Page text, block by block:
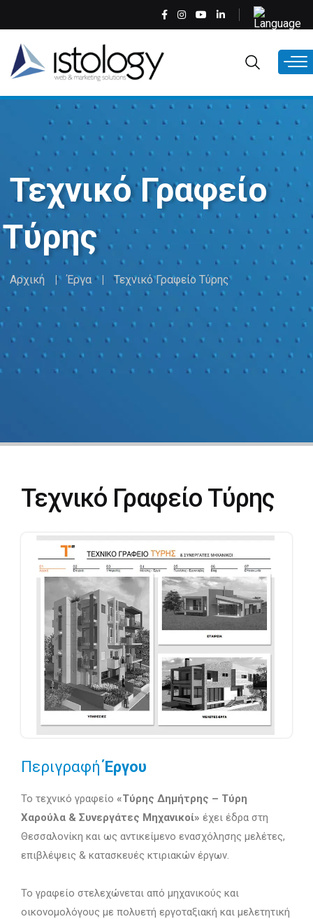
κυρίως
περιεχόμενο
Select
your
Τεχνικό Γραφείο
Τύρης
Αρχική Έργα Τεχνικό Γραφείο Τύρης
Τεχνικό Γραφείο Τύρης
ΠεριγραφήΈργου
Το τεχνικό γραφείο «Τύρης Δημήτρης – Τύρη
Χαρούλα & Συνεργάτες Μηχανικοί» έχει έδρα στη
Θεσσαλονίκη και ως αντικείμενο ενασχόλησης μελέτες,
επιβλέψεις & κατασκευές κτιριακών έργων.
Το γραφείο στελεχώνεται από μηχανικούς και
οικονομολόγους με πολυετή εργοταξιακή και μελετητική